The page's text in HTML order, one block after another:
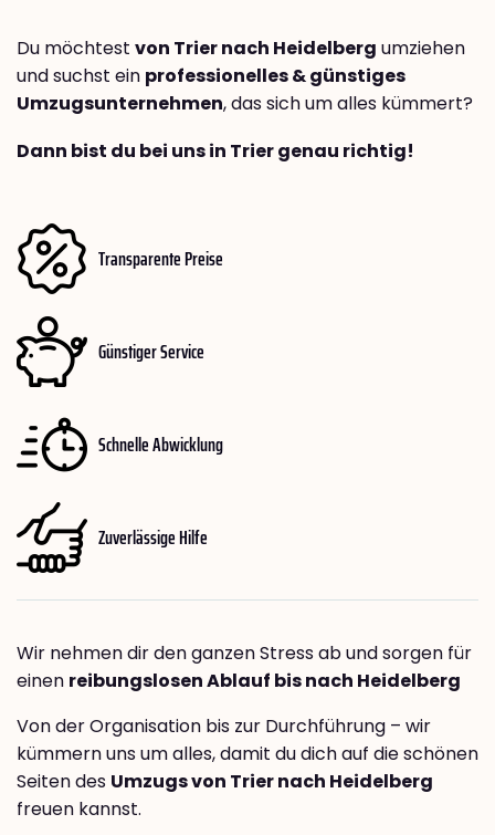
Du möchtest von Trier nach Heidelberg umziehen
und suchst ein professionelles & günstiges
Umzugsunternehmen, das sich um alles kümmert?
Dann bist du bei uns in Trier genau richtig!
Transparente Preise
Günstiger Service
Schnelle Abwicklung
Zuverlässige Hilfe
Wir nehmen dir den ganzen Stress ab und sorgen für
einen reibungslosen Ablauf bis nach Heidelberg
Von der Organisation bis zur Durchführung – wir
kümmern uns um alles, damit du dich auf die schönen
Seiten des Umzugs von Trier nach Heidelberg
freuen kannst.